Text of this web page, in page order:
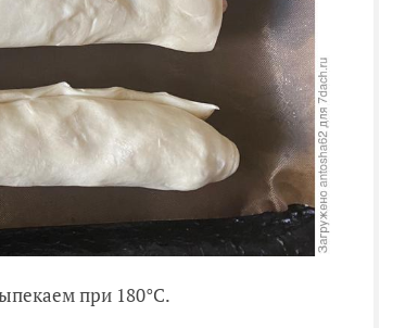
при 180°C.